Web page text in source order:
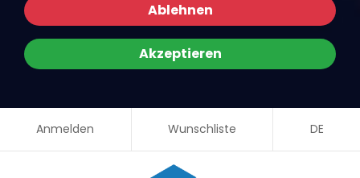
Ablehnen
Akzeptieren
Anmelden Wunschliste DE